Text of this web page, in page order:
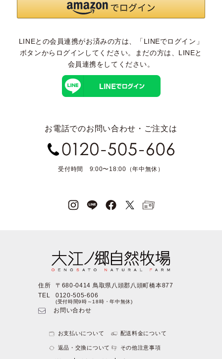
LINEとの会員連携がお済みの方は、「LINEでログイン」
ボタンからログインしてください。まだの方は、 LINEと
会員連携をしてください。
お電話でのお問い合わせ・ご注文は
受付時間 9:00〜18:00（年中無休）
住所
〒680-0414 鳥取県八頭郡八頭町橋本877
TEL
0120-505-606
(受付時間9時～18時・年中無休)
お問い合わせ
お支払いについて 配送料金について
返品・交換について その他注意事項